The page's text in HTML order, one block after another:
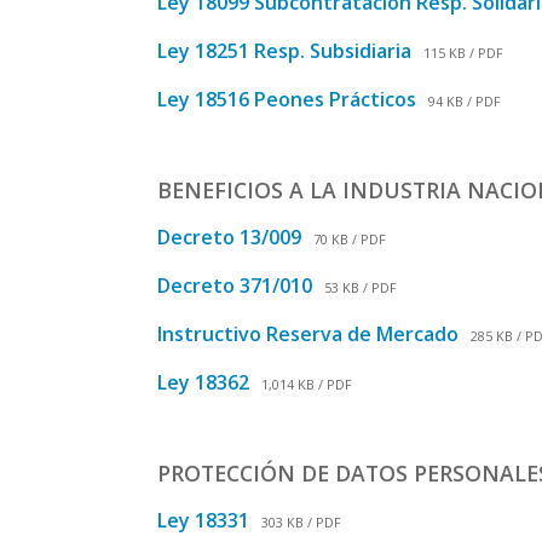
Ley 18251 Resp. Subsidiaria 115 KB / PDF
Ley 18516 Peones Prácticos 94 KB / PDF
BENEFICIOS A LA INDUSTRIA
Decreto 13/009 70 KB / PDF
Decreto 371/010 53 KB / PDF
Instructivo Reserva de Mercado 285 KB /
Ley 18362 1,014 KB / PDF
PROTECCIÓN DE DATOS
Ley 18331 303 KB / PDF